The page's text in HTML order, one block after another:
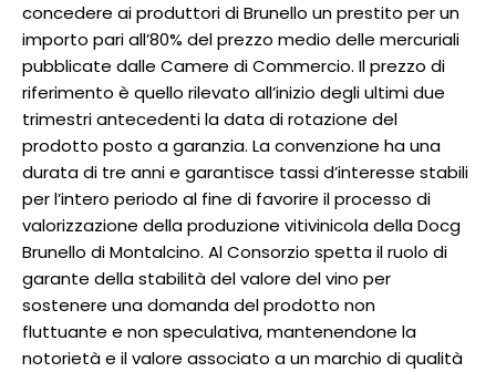
concedere ai produttori di Brunello un prestito per un
importo pari all’80% del prezzo medio delle mercuriali
pubblicate dalle Camere di Commercio. Il prezzo di
riferimento è quello rilevato all’inizio degli ultimi due
trimestri antecedenti la data di rotazione del
prodotto posto a garanzia. La convenzione ha una
durata di tre anni e garantisce tassi d’interesse stabili
per l’intero periodo al fine di favorire il processo di
valorizzazione della produzione vitivinicola della Docg
Brunello di Montalcino. Al Consorzio spetta il ruolo di
garante della stabilità del valore del vino per
sostenere una domanda del prodotto non
fluttuante e non speculativa, mantenendone la
notorietà e il valore associato a un marchio di qualità